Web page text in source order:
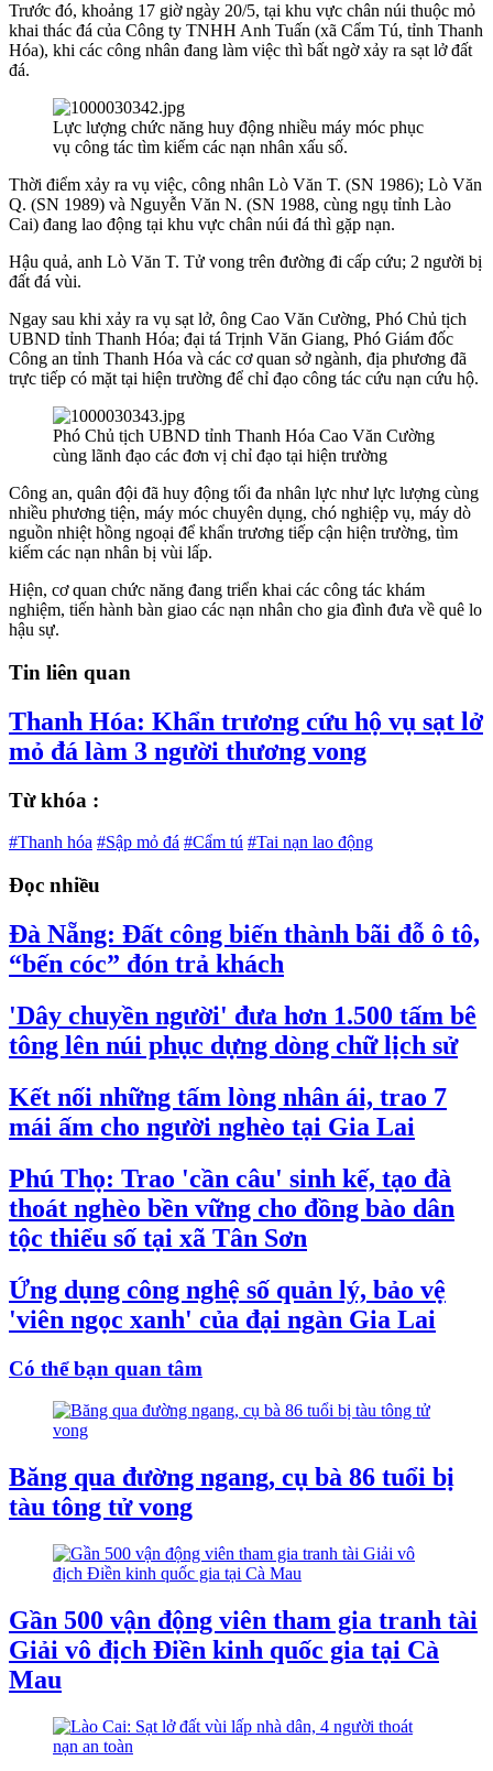
Trước đó, khoảng 17 giờ ngày 20/5, tại khu vực chân núi thuộc mỏ
khai thác đá của Công ty TNHH Anh Tuấn (xã Cẩm Tú, tỉnh Thanh
Hóa), khi các công nhân đang làm việc thì bất ngờ xảy ra sạt lở đất
đá.
Lực lượng chức năng huy động nhiều máy móc phục
vụ công tác tìm kiếm các nạn nhân xấu số.
Thời điểm xảy ra vụ việc, công nhân Lò Văn T. (SN 1986); Lò Văn
Q. (SN 1989) và Nguyễn Văn N. (SN 1988, cùng ngụ tỉnh Lào
Cai) đang lao động tại khu vực chân núi đá thì gặp nạn.
Hậu quả, anh Lò Văn T. Tử vong trên đường đi cấp cứu; 2 người bị
đất đá vùi.
Ngay sau khi xảy ra vụ sạt lở, ông Cao Văn Cường, Phó Chủ tịch
UBND tỉnh Thanh Hóa; đại tá Trịnh Văn Giang, Phó Giám đốc
Công an tỉnh Thanh Hóa và các cơ quan sở ngành, địa phương đã
trực tiếp có mặt tại hiện trường để chỉ đạo công tác cứu nạn cứu hộ.
Phó Chủ tịch UBND tỉnh Thanh Hóa Cao Văn Cường
cùng lãnh đạo các đơn vị chỉ đạo tại hiện trường
Công an, quân đội đã huy động tối đa nhân lực như lực lượng cùng
nhiều phương tiện, máy móc chuyên dụng, chó nghiệp vụ, máy dò
nguồn nhiệt hồng ngoại để khẩn trương tiếp cận hiện trường, tìm
kiếm các nạn nhân bị vùi lấp.
Hiện, cơ quan chức năng đang triển khai các công tác khám
nghiệm, tiến hành bàn giao các nạn nhân cho gia đình đưa về quê lo
hậu sự.
Tin liên quan
Thanh Hóa: Khẩn trương cứu hộ vụ sạt lở
mỏ đá làm 3 người thương vong
Từ khóa :
#Thanh hóa #Sập mỏ đá #Cẩm tú #Tai nạn lao động
Đọc nhiều
Đà Nẵng: Đất công biến thành bãi đỗ ô tô,
“bến cóc” đón trả khách
'Dây chuyền người' đưa hơn 1.500 tấm bê
tông lên núi phục dựng dòng chữ lịch sử
Kết nối những tấm lòng nhân ái, trao 7
mái ấm cho người nghèo tại Gia Lai
Phú Thọ: Trao 'cần câu' sinh kế, tạo đà
thoát nghèo bền vững cho đồng bào dân
tộc thiểu số tại xã Tân Sơn
Ứng dụng công nghệ số quản lý, bảo vệ
'viên ngọc xanh' của đại ngàn Gia Lai
Có thể bạn quan tâm
Băng qua đường ngang, cụ bà 86 tuổi bị
tàu tông tử vong
Gần 500 vận động viên tham gia tranh tài
Giải vô địch Điền kinh quốc gia tại Cà
Mau